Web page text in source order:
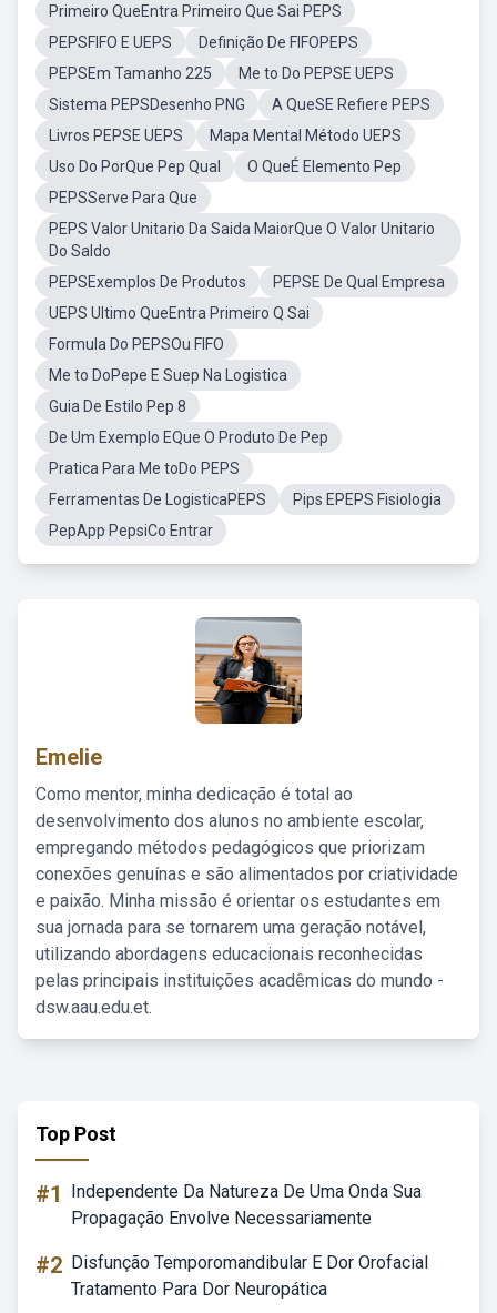
Primeiro QueEntra Primeiro Que Sai PEPS
PEPSFIFO E UEPS
Definição De FIFOPEPS
PEPSEm Tamanho 225
Me to Do PEPSE UEPS
Sistema PEPSDesenho PNG
A QueSE Refiere PEPS
Livros PEPSE UEPS
Mapa Mental Método UEPS
Uso Do PorQue Pep Qual
O QueÉ Elemento Pep
PEPSServe Para Que
PEPS Valor Unitario Da Saida MaiorQue O Valor Unitario
Do Saldo
PEPSExemplos De Produtos
PEPSE De Qual Empresa
UEPS Ultimo QueEntra Primeiro Q Sai
Formula Do PEPSOu FIFO
Me to DoPepe E Suep Na Logistica
Guia De Estilo Pep 8
De Um Exemplo EQue O Produto De Pep
Pratica Para Me toDo PEPS
Ferramentas De LogisticaPEPS
Pips EPEPS Fisiologia
PepApp PepsiCo Entrar
Emelie
Como mentor, minha dedicação é total ao
desenvolvimento dos alunos no ambiente escolar,
empregando métodos pedagógicos que priorizam
conexões genuínas e são alimentados por criatividade
e paixão. Minha missão é orientar os estudantes em
sua jornada para se tornarem uma geração notável,
utilizando abordagens educacionais reconhecidas
pelas principais instituições acadêmicas do mundo -
dsw.aau.edu.et.
Top Post
#1
Independente Da Natureza De Uma Onda Sua
Propagação Envolve Necessariamente
#2 Disfunção Temporomandibular E Dor Orofacial
Tratamento Para Dor Neuropática